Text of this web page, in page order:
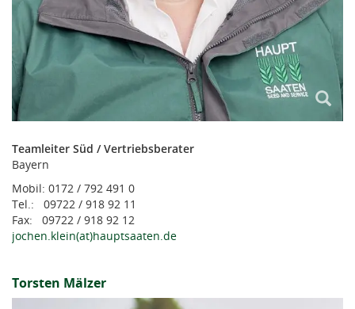
Teamleiter Süd / Vertriebsberater
Bayern
Mobil: 0172 / 792 491 0
Tel.: 09722 / 918 92 11
Fax: 09722 / 918 92 12
jochen.klein(at)hauptsaaten.de
Torsten Mälzer